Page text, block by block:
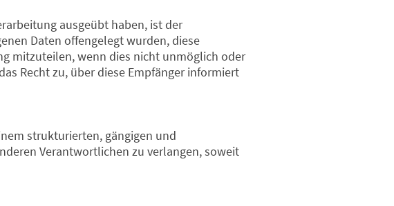
ausgeübt haben, ist der
Daten offengelegt wurden, diese
mitzuteilen, wenn dies nicht unmöglich oder
Recht zu, über diese Empfänger informiert
strukturierten, gängigen und
Verantwortlichen zu verlangen, soweit